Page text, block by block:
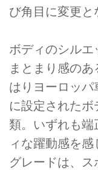
び角目に変更と
ボディのシルエ
まとまり感の
はりヨーロッ
に設定された
類。いずれも端
ィな躍動感を感
グレードは、